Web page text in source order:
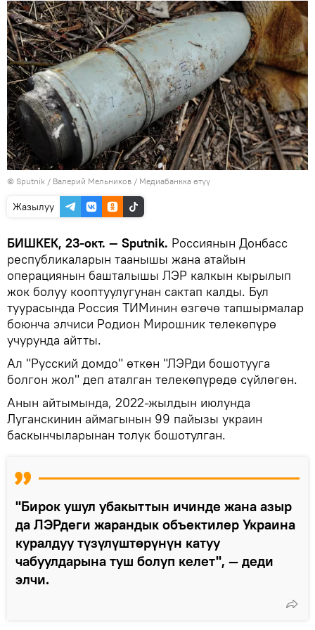
© Sputnik / Валерий Мельников / Медиабанкка өтүү
Жазылуу
БИШКЕК, 23-окт. — Sputnik. Россиянын Донбасс
республикаларын таанышы жана атайын
операциянын башталышы ЛЭР калкын кырылып
жок болуу кооптуулугунан сактап калды. Бул
туурасында Россия ТИМинин өзгөчө тапшырмалар
боюнча элчиси Родион Мирошник телекөпүрө
учурунда айтты.
Ал "Русский домдо" өткөн "ЛЭРди бошотууга
болгон жол" деп аталган телекөпүрөдө сүйлөгөн.
Анын айтымында, 2022-жылдын июлунда
Луганскинин аймагынын 99 пайызы украин
баскынчыларынан толук бошотулган.
"Бирок ушул убакыттын ичинде жана азыр
да ЛЭРдеги жарандык объектилер Украина
куралдуу түзүлүштөрүнүн катуу
чабуулдарына туш болуп келет", — деди
элчи.